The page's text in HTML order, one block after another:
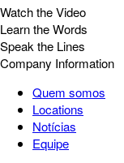
Watch the Video
Learn the Words
Speak the Lines
Company Information
Quem somos
Locations
Notícias
Equipe